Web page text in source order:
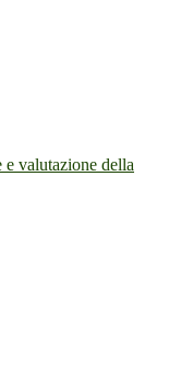
e valutazione della